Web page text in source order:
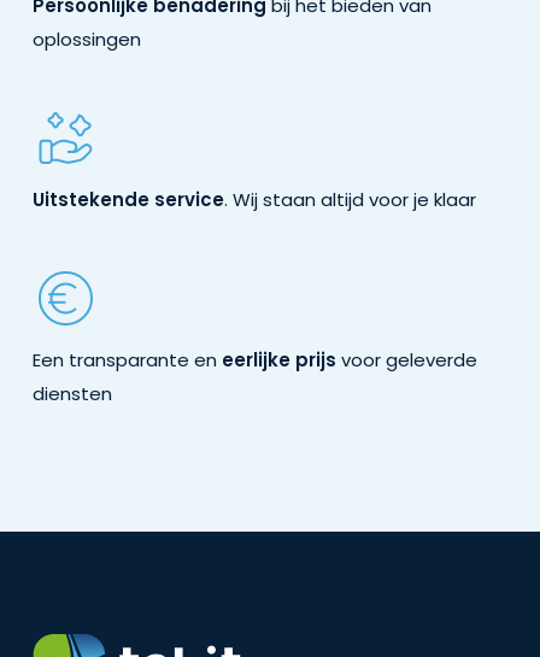
Persoonlijke benadering bij het bieden van
oplossingen
Uitstekende service. Wij staan altijd voor je klaar
Een transparante en eerlijke prijs voor geleverde
diensten